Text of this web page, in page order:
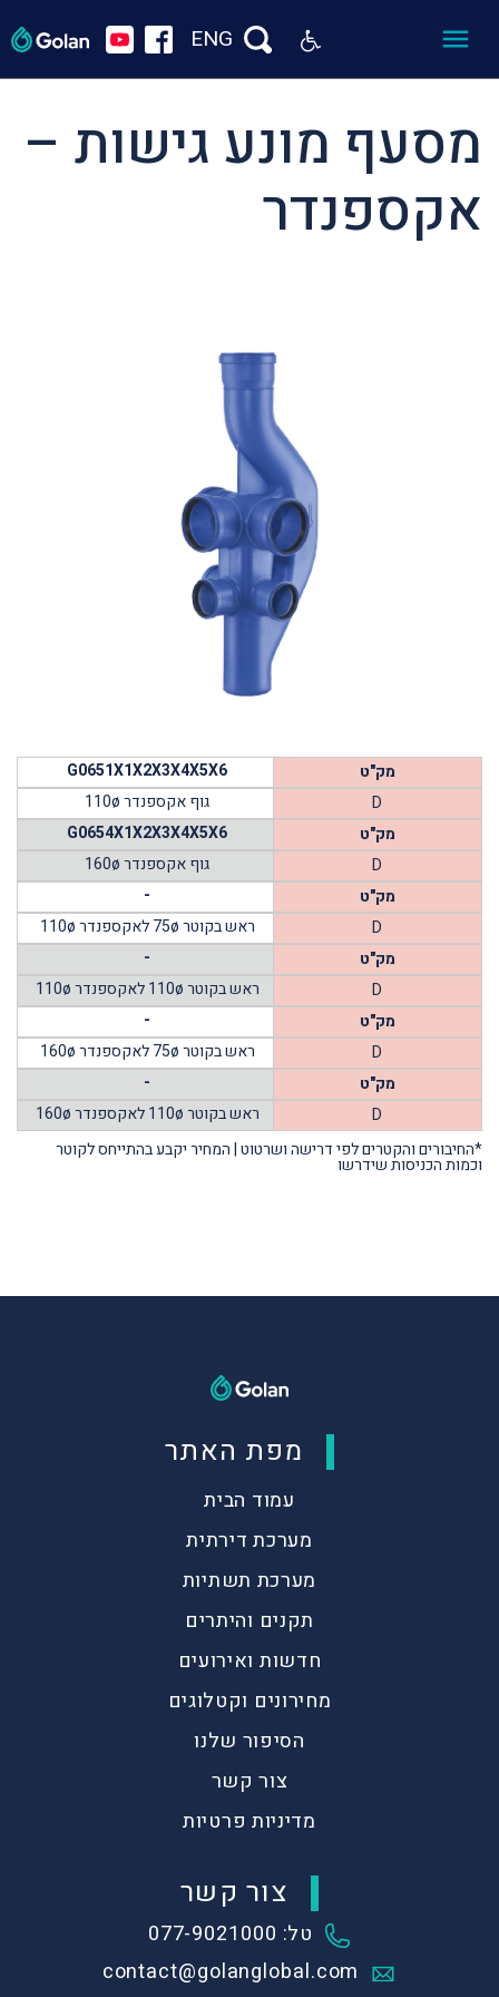
ENG
מסעף מונע גישות –
אקספנדר
מק"ט
G0651X1X2X3X4X5X6
D
גוף אקספנדר 110ø
מק"ט
G0654X1X2X3X4X5X6
D
גוף אקספנדר 160ø
מק"ט
-
D
ראש בקוטר 75ø לאקספנדר 110ø
מק"ט
-
D
ראש בקוטר 110ø לאקספנדר 110ø
מק"ט
-
D
ראש בקוטר 75ø לאקספנדר 160ø
מק"ט
-
D
ראש בקוטר 110ø לאקספנדר 160ø
*החיבורים והקטרים לפי דרישה ושרטוט | המחיר יקבע בהתייחס לקוטר
וכמות הכניסות שידרשו
מפת האתר
עמוד הבית
מערכת דירתית
מערכת תשתיות
תקנים והיתרים
חדשות ואירועים
מחירונים וקטלוגים
הסיפור שלנו
צור קשר
מדיניות פרטיות
צור קשר
טל: 077-9021000
contact@golanglobal.com